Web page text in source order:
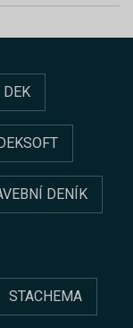
DEK
DEKSOFT
DENÍK
STACHEMA